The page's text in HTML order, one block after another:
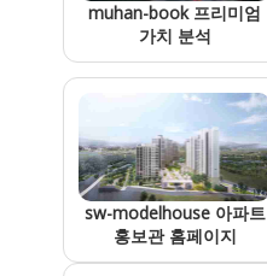
muhan-book 프리미엄
가치 분석
sw-modelhouse 아파트
홍보관 홈페이지